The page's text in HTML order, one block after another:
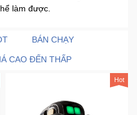
làm được.
BÁN CHẠY
CAO ĐẾN THẤP
Hot